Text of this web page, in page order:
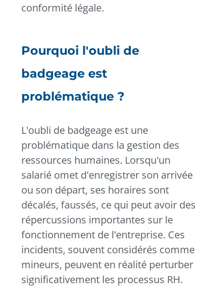
conformité légale.
Pourquoi l'oubli de
badgeage est
problématique ?
L'oubli de badgeage est une
problématique dans la gestion des
ressources humaines. Lorsqu'un
salarié omet d'enregistrer son arrivée
ou son départ, ses horaires sont
décalés, faussés, ce qui peut avoir des
répercussions importantes sur le
fonctionnement de l'entreprise. Ces
incidents, souvent considérés comme
mineurs, peuvent en réalité perturber
significativement les processus RH.